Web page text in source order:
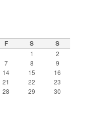
F S S
1
2
7 8
9
14 15
16
21 22
23
28 29
30